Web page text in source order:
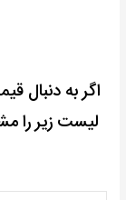
اگر به دنبال
لیست زیر را